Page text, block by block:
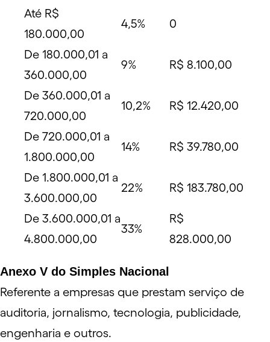
Até R$
180.000,00
4,5% 0
De 180.000,01 a
360.000,00
9% R$ 8.100,00
De 360.000,01 a
720.000,00
10,2% R$ 12.420,00
De 720.000,01 a
1.800.000,00
14% R$ 39.780,00
De 1.800.000,01 a
3.600.000,00
22% R$ 183.780,00
De 3.600.000,01 a
4.800.000,00
33%
R$
828.000,00
Anexo V do Simples Nacional
Referente a empresas que prestam serviço de
auditoria, jornalismo, tecnologia, publicidade,
engenharia e outros.